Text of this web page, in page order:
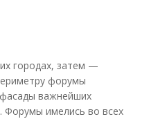
городах, затем —
форумы
важнейших
Форумы имелись во всех